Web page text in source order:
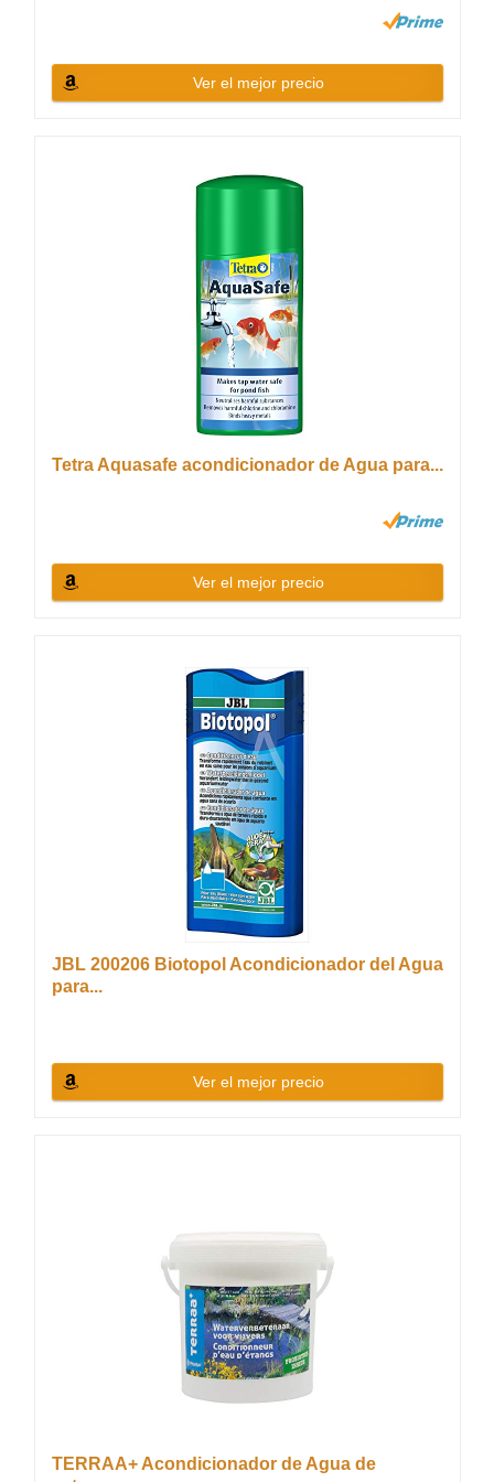
Ver el mejor precio
Tetra Aquasafe acondicionador de Agua para...
Ver el mejor precio
JBL 200206 Biotopol Acondicionador del Agua
para...
Ver el mejor precio
TERRAA+ Acondicionador de Agua de